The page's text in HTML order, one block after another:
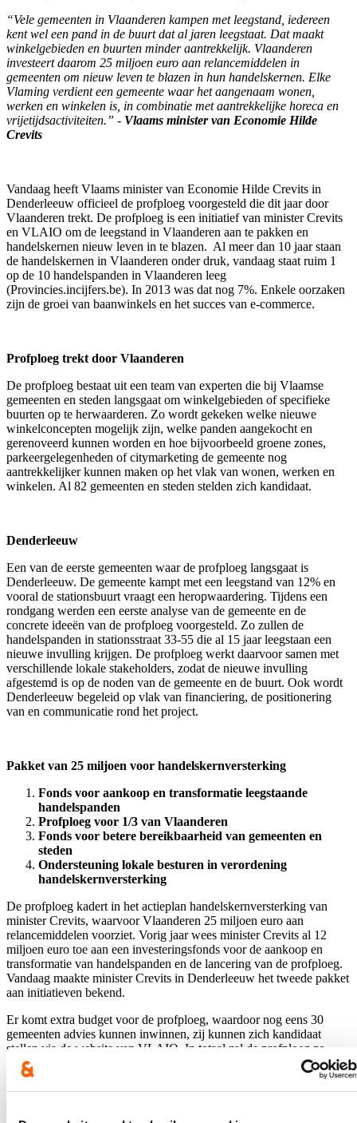
“Vele gemeenten in Vlaanderen kampen met leegstand, iedereen
kent wel een pand in de buurt dat al jaren leegstaat. Dat maakt
winkelgebieden en buurten minder aantrekkelijk. Vlaanderen
investeert daarom 25 miljoen euro aan relancemiddelen in
gemeenten om nieuw leven te blazen in hun handelskernen. Elke
Vlaming verdient een gemeente waar het aangenaam wonen,
werken en winkelen is, in combinatie met aantrekkelijke horeca en
vrijetijdsactiviteiten.” - Vlaams minister van Economie Hilde
Crevits
Vandaag heeft Vlaams minister van Economie Hilde Crevits in
Denderleeuw officieel de profploeg voorgesteld die dit jaar door
Vlaanderen trekt. De profploeg is een initiatief van minister Crevits
en VLAIO om de leegstand in Vlaanderen aan te pakken en
handelskernen nieuw leven in te blazen. Al meer dan 10 jaar staan
de handelskernen in Vlaanderen onder druk, vandaag staat ruim 1
op de 10 handelspanden in Vlaanderen leeg
(Provincies.incijfers.be). In 2013 was dat nog 7%. Enkele oorzaken
zijn de groei van baanwinkels en het succes van e-commerce.
Profploeg trekt door Vlaanderen
De profploeg bestaat uit een team van experten die bij Vlaamse
gemeenten en steden langsgaat om winkelgebieden of specifieke
buurten op te herwaarderen. Zo wordt gekeken welke nieuwe
winkelconcepten mogelijk zijn, welke panden aangekocht en
gerenoveerd kunnen worden en hoe bijvoorbeeld groene zones,
parkeergelegenheden of citymarketing de gemeente nog
aantrekkelijker kunnen maken op het vlak van wonen, werken en
winkelen. Al 82 gemeenten en steden stelden zich kandidaat.
Denderleeuw
Een van de eerste gemeenten waar de profploeg langsgaat is
Denderleeuw. De gemeente kampt met een leegstand van 12% en
vooral de stationsbuurt vraagt een heropwaardering. Tijdens een
rondgang werden een eerste analyse van de gemeente en de
concrete ideeën van de profploeg voorgesteld. Zo zullen de
handelspanden in stationsstraat 33-55 die al 15 jaar leegstaan een
nieuwe invulling krijgen. De profploeg werkt daarvoor samen met
verschillende lokale stakeholders, zodat de nieuwe invulling
afgestemd is op de noden van de gemeente en de buurt. Ook wordt
Denderleeuw begeleid op vlak van financiering, de positionering
van en communicatie rond het project.
Pakket van 25 miljoen voor handelskernversterking
Fonds voor aankoop en transformatie leegstaande
handelspanden
Profploeg voor 1/3 van Vlaanderen
Fonds voor betere bereikbaarheid van gemeenten en
steden
Ondersteuning lokale besturen in verordening
handelskernversterking
De profploeg kadert in het actieplan handelskernversterking van
minister Crevits, waarvoor Vlaanderen 25 miljoen euro aan
relancemiddelen voorziet. Vorig jaar wees minister Crevits al 12
miljoen euro toe aan een investeringsfonds voor de aankoop en
transformatie van handelspanden en de lancering van de profploeg.
Vandaag maakte minister Crevits in Denderleeuw het tweede pakket
aan initiatieven bekend.
Er komt extra budget voor de profploeg, waardoor nog eens 30
gemeenten advies kunnen inwinnen, zij kunnen zich kandidaat
stellen via de website van VLAIO. In totaal zal de profploeg zo
meer dan 1 op de 3 Vlaamse gemeenten kunnen begeleiden. Ook
wordt een fonds van 7 miljoen opgericht waarbij lokale besturen de
bereikbaarheid van hun gemeenten kunnen verbeteren, door o.a. te
parkeergelegenheden of het vernieuwen van de openbare ruimte